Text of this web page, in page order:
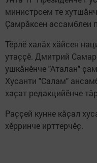
министрсем те
Ҫамрӑксен ассамблеи
Тӗрлӗ халӑх хӑйсен
утаҫҫӗ. Дмитрий
ушкӑнӗнче "Аталан"
Хусанти "Салам"
хаҫат редакцийӗнче
Раҫҫей кунне кӑҫал
хӗрринче ирттерчӗҫ.